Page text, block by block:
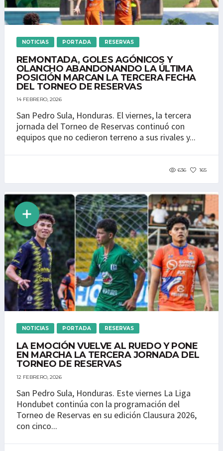
NOTICIAS PORTADA RESERVAS
REMONTADA, GOLES AGÓNICOS Y
OLANCHO ABANDONANDO LA ÚLTIMA
POSICIÓN MARCAN LA TERCERA FECHA
DEL TORNEO DE RESERVAS
14 FEBRERO, 2026
San Pedro Sula, Honduras. El viernes, la tercera
jornada del Torneo de Reservas continuó con
equipos que no cedieron terreno a sus rivales y...
636 165
NOTICIAS PORTADA RESERVAS
LA EMOCIÓN VUELVE AL RUEDO Y PONE
EN MARCHA LA TERCERA JORNADA DEL
TORNEO DE RESERVAS
12 FEBRERO, 2026
San Pedro Sula, Honduras. Este viernes La Liga
Hondubet continúa con la programación del
Torneo de Reservas en su edición Clausura 2026,
con cinco...